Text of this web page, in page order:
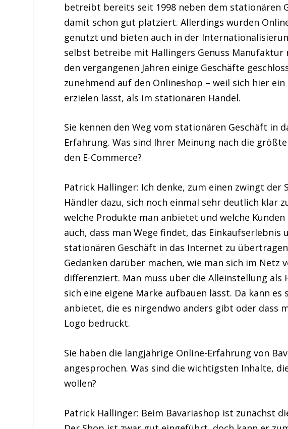
betreibt bereits seit 1998 neben dem stationären
damit schon gut platziert. Allerdings wurden
genutzt und bieten auch in der
selbst betreibe mit Hallingers Genuss Manufaktur
den vergangenen Jahren einige Geschäfte
zunehmend auf den Onlineshop – weil sich hier
erzielen lässt, als im stationären Handel.
Sie kennen den Weg vom stationären Geschäft in
Erfahrung. Was sind Ihrer Meinung nach die
den E-Commerce?
Patrick Hallinger: Ich denke, zum einen zwingt der
Händler dazu, sich noch einmal sehr deutlich klar
welche Produkte man anbietet und welche
auch, dass man Wege findet, das
stationären Geschäft in das Internet zu
Gedanken darüber machen, wie man sich im
differenziert. Man muss über die Alleinstellung als
sich eine eigene Marke aufbauen lässt. Da kann
anbietet, die es nirgendwo anders gibt oder dass
Logo bedruckt.
Sie haben die langjährige Online-Erfahrung von
angesprochen. Was sind die wichtigsten Inhalte,
wollen?
Patrick Hallinger: Beim Bavariashop ist zunächst